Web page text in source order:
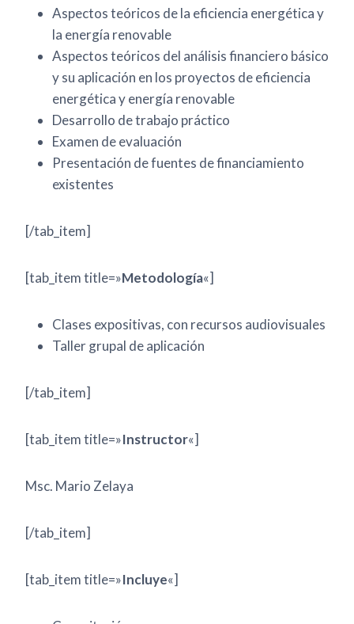
Aspectos teóricos de la eficiencia energética y
la energía renovable
Aspectos teóricos del análisis financiero básico
y su aplicación en los proyectos de eficiencia
energética y energía renovable
Desarrollo de trabajo práctico
Examen de evaluación
Presentación de fuentes de financiamiento
existentes
[/tab_item]
[tab_item title=»Metodología«]
Clases expositivas, con recursos audiovisuales
Taller grupal de aplicación
[/tab_item]
[tab_item title=»Instructor«]
Msc. Mario Zelaya
[/tab_item]
[tab_item title=»Incluye«]